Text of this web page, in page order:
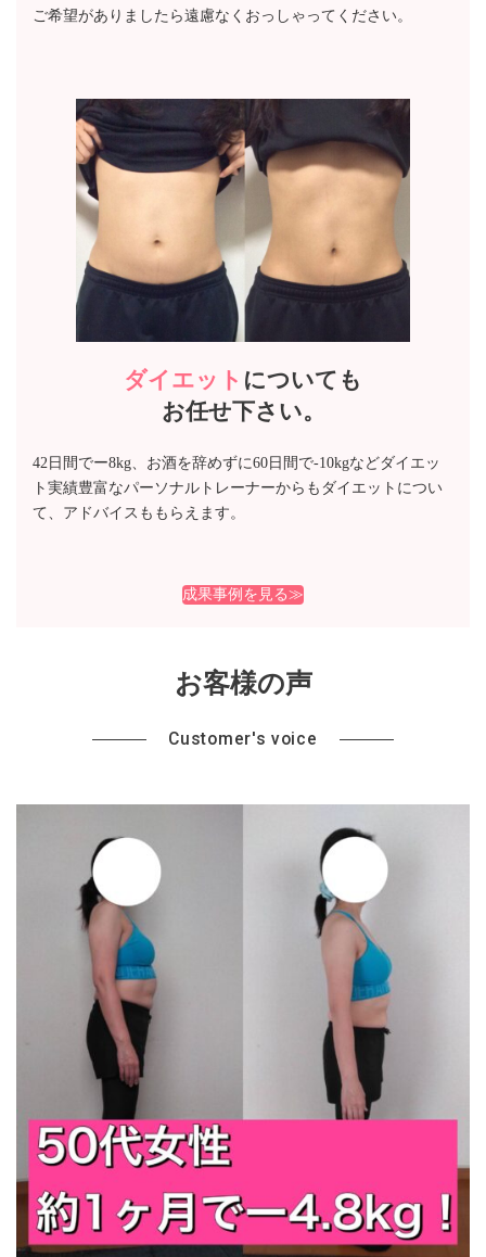
ご希望がありましたら遠慮なくおっしゃってください。
ダイエット についても
お任せ下さい。
42日間でー8kg、お酒を辞めずに60日間で-10kgなどダイエッ
ト実績豊富なパーソナルトレーナーからもダイエットについ
て、アドバイスももらえます。
成果事例を見る≫
お客様の声
Customer's voice